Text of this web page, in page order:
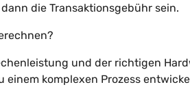
die Transaktionsgebühr sein.
und der richtigen
einem komplexen Prozess